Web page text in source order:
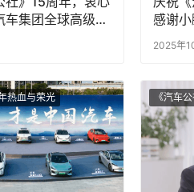
集团全球高级副
汽车亚太区总裁兼
《汽车公社》发来
感谢
鹏为
福！
2025年
热血与荣光 《汽车